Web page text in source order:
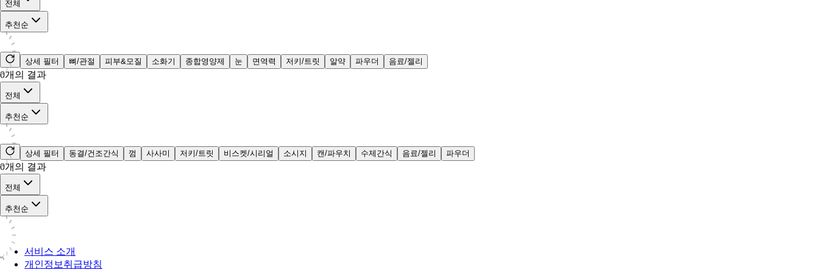
전체
추천순
상세 필터 뼈/관절 피부&모질 소화기 종합영양제 눈 면역력 저키/트릿 알약 파우더 음료/젤리
0개의 결과
전체
추천순
상세 필터 동결/건조간식 껌 사사미 저키/트릿 비스켓/시리얼 소시지 캔/파우치 수제간식 음료/젤리 파우더
0개의 결과
전체
추천순
서비스 소개
개인정보취급방침